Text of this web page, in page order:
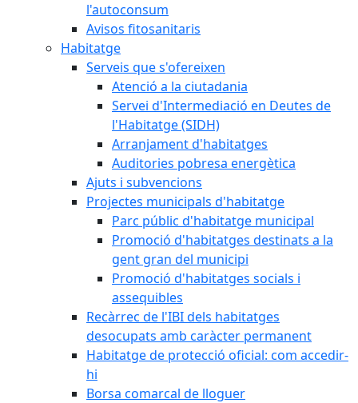
l'autoconsum
Avisos fitosanitaris
Habitatge
Serveis que s'ofereixen
Atenció a la ciutadania
Servei d'Intermediació en Deutes de
l'Habitatge (SIDH)
Arranjament d'habitatges
Auditories pobresa energètica
Ajuts i subvencions
Projectes municipals d'habitatge
Parc públic d'habitatge municipal
Promoció d'habitatges destinats a la
gent gran del municipi
Promoció d'habitatges socials i
assequibles
Recàrrec de l'IBI dels habitatges
desocupats amb caràcter permanent
Habitatge de protecció oficial: com accedir-
hi
Borsa comarcal de lloguer